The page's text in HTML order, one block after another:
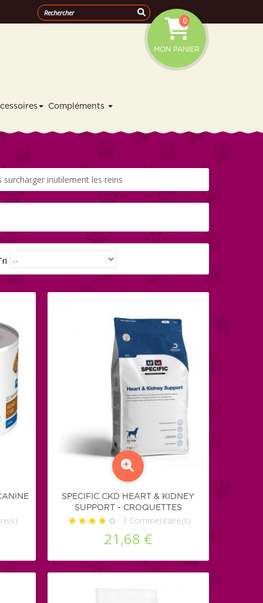
MON PANIER
0
Compléments
inutilement les reins
SPECIFIC CKD HEART & KIDNEY
SUPPORT - CROQUETTES
3 Commentaire(s)
21,68 €